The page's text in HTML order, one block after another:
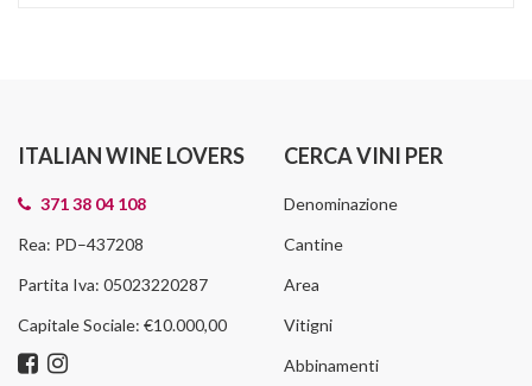
ITALIAN WINE LOVERS
371 38 04 108
Rea: PD–437208
Partita Iva: 05023220287
Capitale Sociale: €10.000,00
CERCA VINI PER
Denominazione
Cantine
Area
Vitigni
Abbinamenti